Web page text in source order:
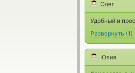
Олег
Удобный и
Развернуть (1)
Юлия